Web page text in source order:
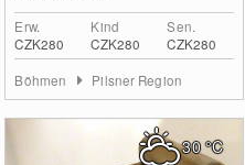
Erw.
CZK280
Kind
CZK280
Sen.
CZK280
Böhmen Pilsner Region
30°C